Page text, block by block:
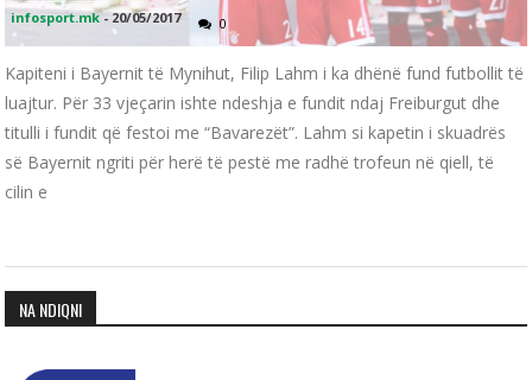
infosport.mk -20/05/2017 0
Kapiteni i Bayernit të Mynihut, Filip Lahm i ka dhënë fund futbollit të
luajtur. Për 33 vjeçarin ishte ndeshja e fundit ndaj Freiburgut dhe
titulli i fundit që festoi me “Bavarezët”. Lahm si kapetin i skuadrës
së Bayernit ngriti për herë të pestë me radhë trofeun në qiell, të
cilin e
NA NDIQNI